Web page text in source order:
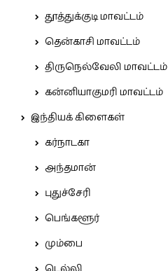
தூத்துக்குடி மாவட்டம்
தென்காசி மாவட்டம்
திருநெல்வேலி மாவட்டம்
கன்னியாகுமரி மாவட்டம்
இந்தியக் கிளைகள்
கர்நாடகா
அந்தமான்
புதுச்சேரி
பெங்களூர்
மும்பை